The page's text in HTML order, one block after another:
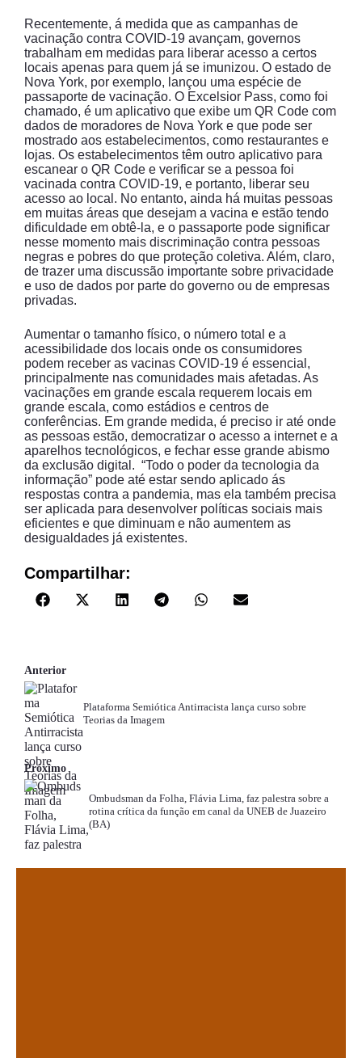
Recentemente, á medida que as campanhas de
vacinação contra COVID-19 avançam, governos
trabalham em medidas para liberar acesso a certos
locais apenas para quem já se imunizou. O estado de
Nova York, por exemplo, lançou uma espécie de
passaporte de vacinação. O Excelsior Pass, como foi
chamado, é um aplicativo que exibe um QR Code com
dados de moradores de Nova York e que pode ser
mostrado aos estabelecimentos, como restaurantes e
lojas. Os estabelecimentos têm outro aplicativo para
escanear o QR Code e verificar se a pessoa foi
vacinada contra COVID-19, e portanto, liberar seu
acesso ao local. No entanto, ainda há muitas pessoas
em muitas áreas que desejam a vacina e estão tendo
dificuldade em obtê-la, e o passaporte pode significar
nesse momento mais discriminação contra pessoas
negras e pobres do que proteção coletiva. Além, claro,
de trazer uma discussão importante sobre privacidade
e uso de dados por parte do governo ou de empresas
privadas.
Aumentar o tamanho físico, o número total e a
acessibilidade dos locais onde os consumidores
podem receber as vacinas COVID-19 é essencial,
principalmente nas comunidades mais afetadas. As
vacinações em grande escala requerem locais em
grande escala, como estádios e centros de
conferências. Em grande medida, é preciso ir até onde
as pessoas estão, democratizar o acesso a internet e a
aparelhos tecnológicos, e fechar esse grande abismo
da exclusão digital. “Todo o poder da tecnologia da
informação” pode até estar sendo aplicado ás
respostas contra a pandemia, mas ela também precisa
ser aplicada para desenvolver políticas sociais mais
eficientes e que diminuam e não aumentem as
desigualdades já existentes.
Compartilhar:
Anterior
Plataforma Semiótica Antirracista lança curso sobre
Teorias da Imagem
Próximo
Ombudsman da Folha, Flávia Lima, faz palestra sobre a
rotina crítica da função em canal da UNEB de Juazeiro
(BA)